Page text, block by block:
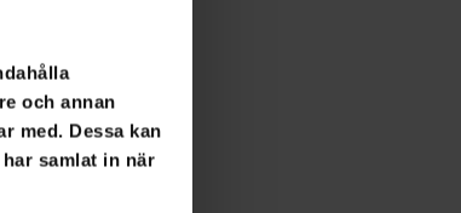
och annan
med. Dessa kan
samlat in när